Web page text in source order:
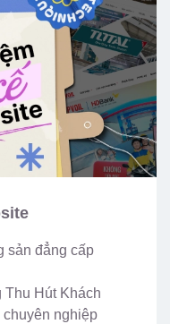
sản đẳng cấp
Thu Hút Khách
nghiệp